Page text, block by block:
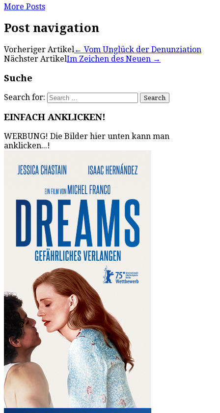
More Posts
Post navigation
Vorheriger Artikel← Vom Unglück der Denunziation
Nächster ArtikelIm Zeichen des Neuen →
Suche
Search for:
EINFACH ANKLICKEN!
WERBUNG! Die Bilder hier unten kann man
anklicken...!